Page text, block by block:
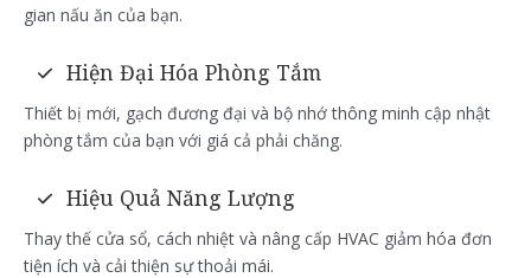
gian nấu ăn của bạn.
Hiện Đại Hóa Phòng Tắm
Thiết bị mới, gạch đương đại và bộ nhớ thông minh cập nhật
phòng tắm của bạn với giá cả phải chăng.
Hiệu Quả Năng Lượng
Thay thế cửa sổ, cách nhiệt và nâng cấp HVAC giảm hóa đơn
tiện ích và cải thiện sự thoải mái.